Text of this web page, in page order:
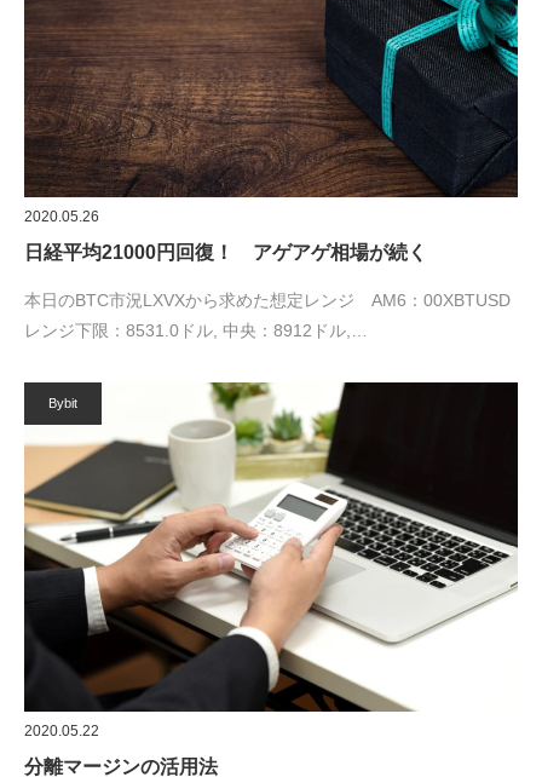
2020.05.26
日経平均21000円回復！ アゲアゲ相場が続く
本日のBTC市況LXVXから求めた想定レンジ AM6：00XBTUSD
レンジ下限：8531.0ドル, 中央：8912ドル,…
Bybit
2020.05.22
分離マージンの活用法